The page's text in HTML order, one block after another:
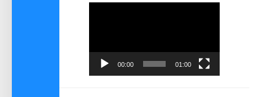
00:00 01:00